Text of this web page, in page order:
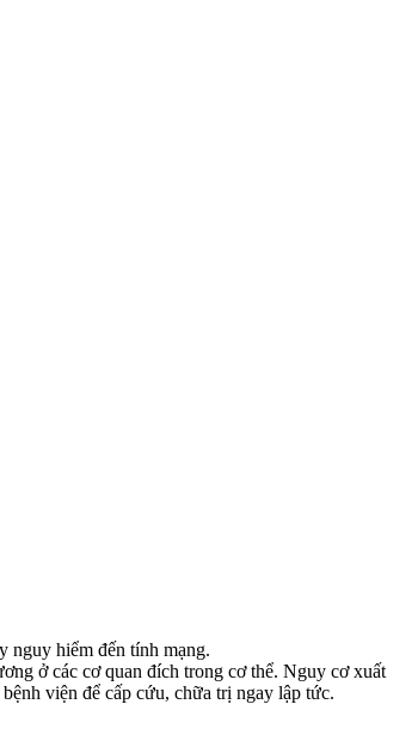
nguy hiểm đến tính mạng.
ở các cơ quan đích trong cơ thể. Nguy cơ xuất
viện để cấp cứu, chữa trị ngay lập tức.